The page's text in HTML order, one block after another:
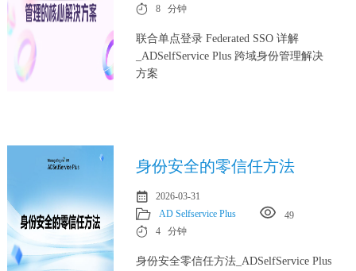
8 分钟
联合单点登录 Federated SSO 详解
_ADSelfService Plus 跨域身份管理解决
方案
身份安全的零信任方法
2026-03-31
AD Selfservice Plus
49
4 分钟
身份安全零信任方法_ADSelfService Plus